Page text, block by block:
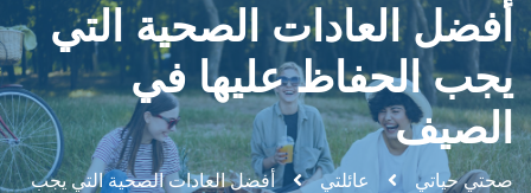
أفضل العادات الصحية التي
يجب الحفاظ عليها في
الصيف
صحتي حياتي عائلتي
أفضل العادات الصحية التي يجب